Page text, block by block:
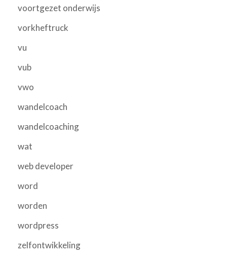
voortgezet onderwijs
vorkheftruck
vu
vub
vwo
wandelcoach
wandelcoaching
wat
web developer
word
worden
wordpress
zelfontwikkeling